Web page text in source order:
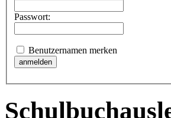
Passwort:
Benutzernamen merken